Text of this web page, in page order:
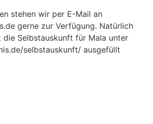
stehen wir per E-Mail an
gerne zur Verfügung. Natürlich
die Selbstauskunft für Mala unter
selbstauskunft/ ausgefüllt